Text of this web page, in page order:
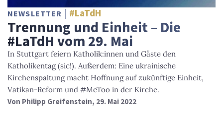
NEWSLETTER #LaTdH
Trennung und Einheit – Die
#LaTdH vom 29. Mai
In Stuttgart feiern Katholik:innen und Gäste den
Katholikentag (sic!). Außerdem: Eine ukrainische
Kirchenspaltung macht Hoffnung auf zukünftige Einheit,
Vatikan-Reform und #MeToo in der Kirche.
Von Philipp Greifenstein, 29. Mai 2022